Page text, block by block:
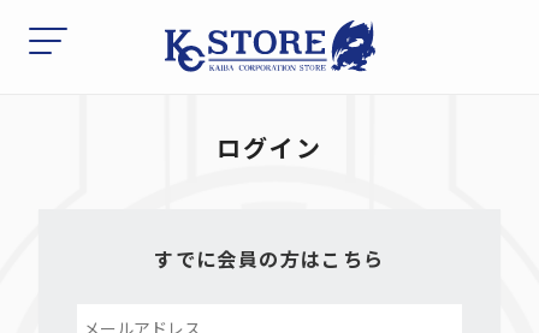
ログイン
すでに会員の方はこちら